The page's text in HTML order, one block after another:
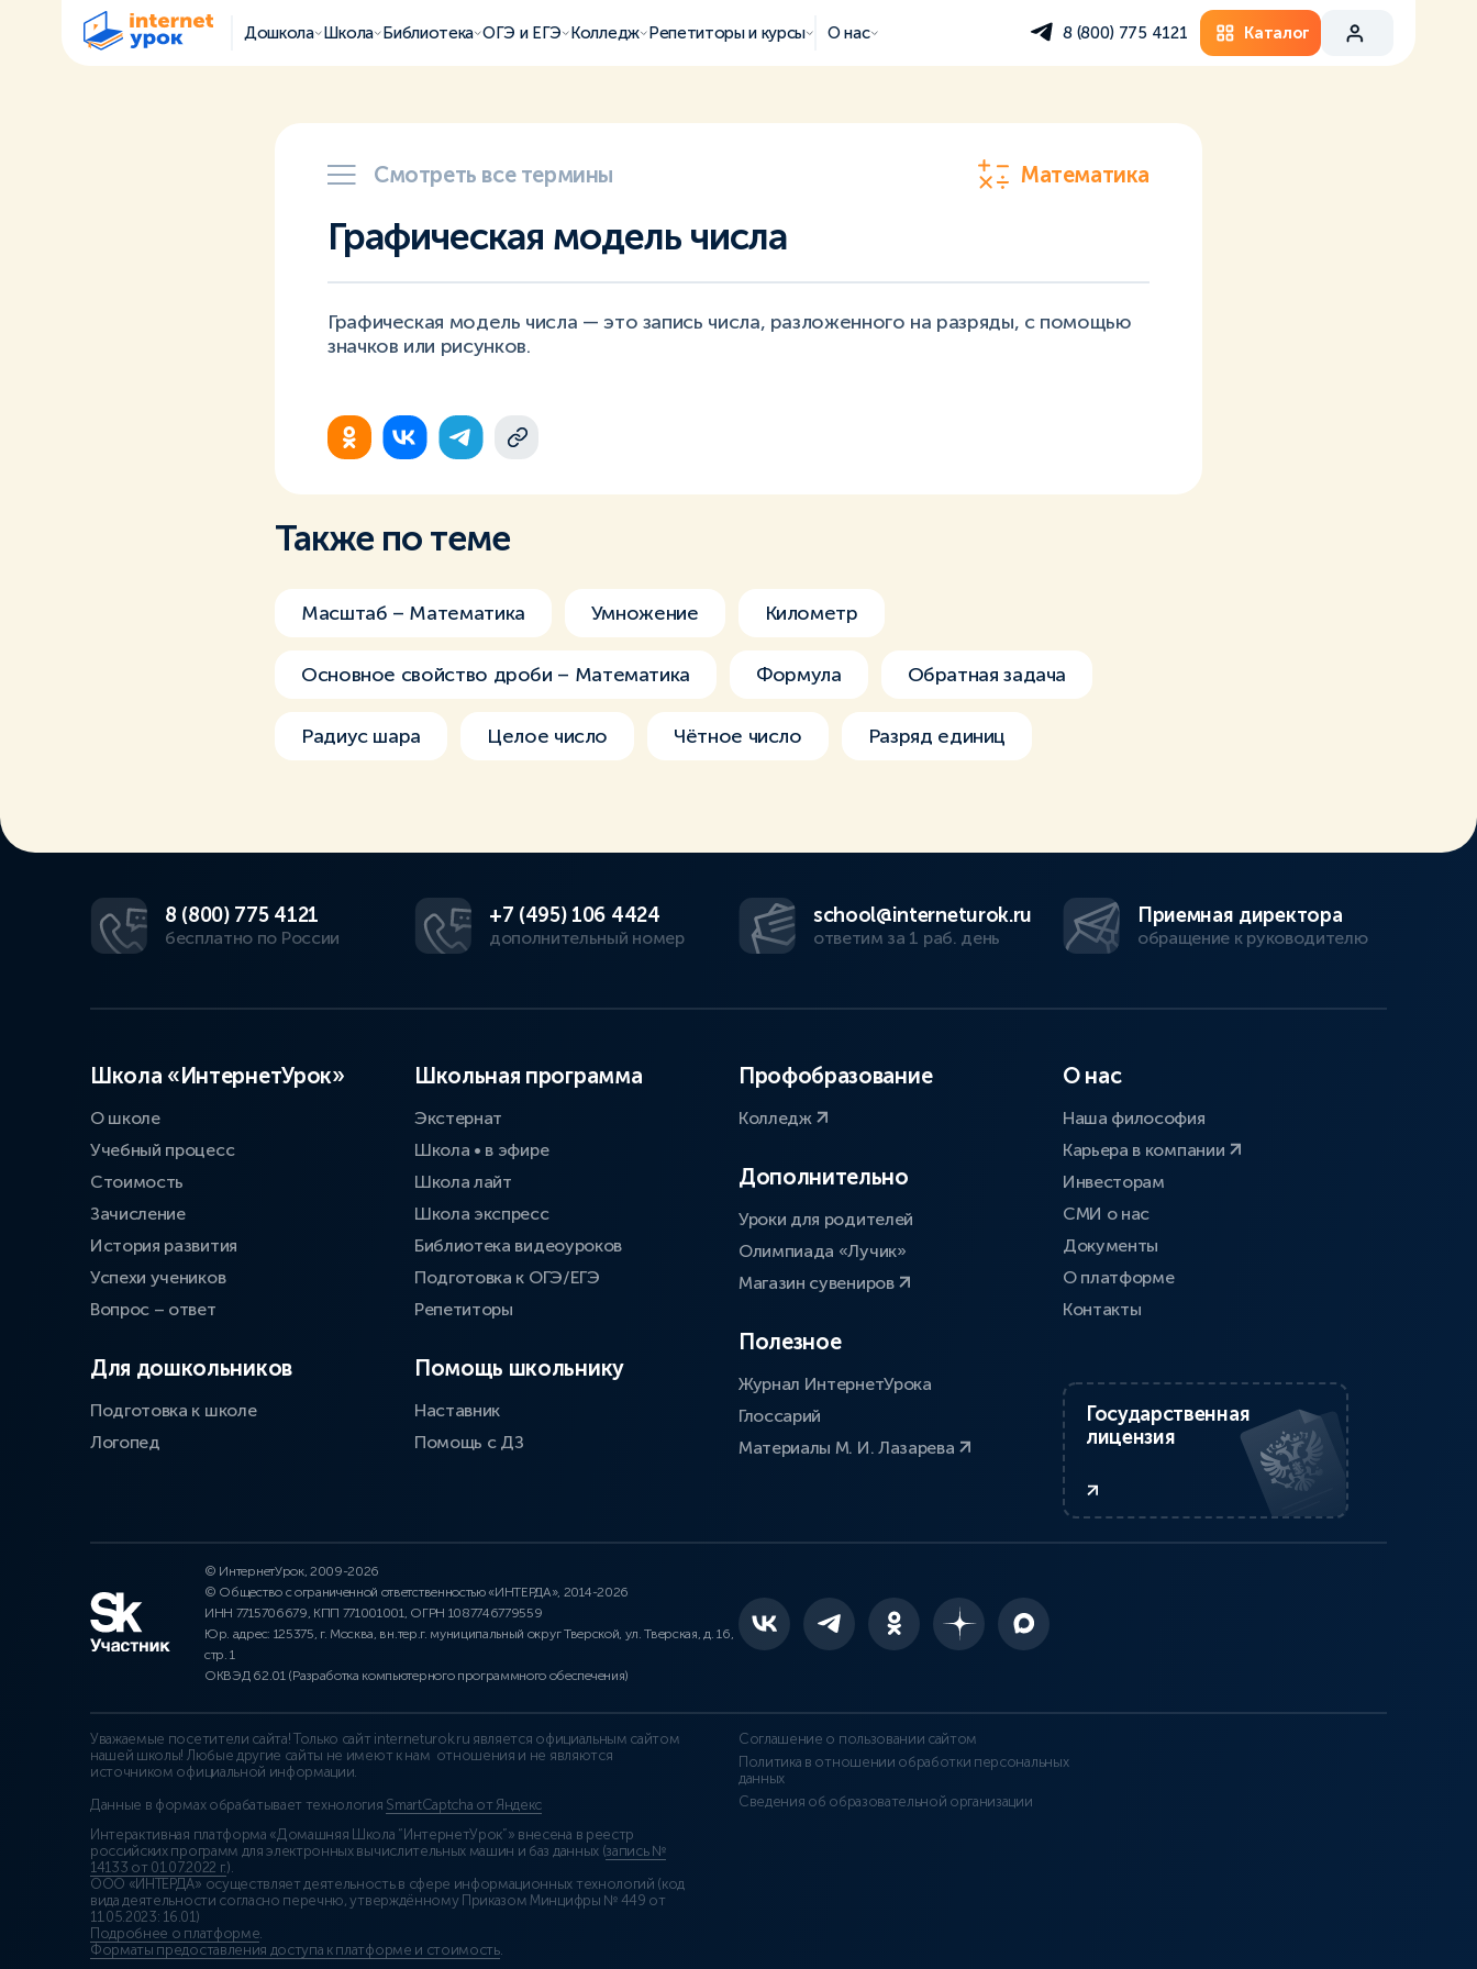
Дошкола Школа Библиотека ОГЭ и ЕГЭ Колледж Репетиторы и курсы О нас 8 (800) 775 4121 Каталог
Смотреть все термины Математика
Графическая модель числа
Графическая модель числа — это запись числа, разложенного на разряды, с помощью
значков или рисунков.
Также по теме
Масштаб – Математика Умножение Километр
Основное свойство дроби – Математика Формула Обратная задача
Радиус шара Целое число Чётное число Разряд единиц
8 (800) 775 4121
бесплатно по России
+7 (495) 106 4424
дополнительный номер
school@interneturok.ru
ответим за 1 раб. день
Приемная директора
обращение к руководителю
Школа «ИнтернетУрок»
О школе
Учебный процесс
Стоимость
Зачисление
История развития
Успехи учеников
Вопрос – ответ
Для дошкольников
Подготовка к школе
Логопед
Школьная программа
Экстернат
Школа • в эфире
Школа лайт
Школа экспресс
Библиотека видеоуроков
Подготовка к ОГЭ/ЕГЭ
Репетиторы
Помощь школьнику
Наставник
Помощь с ДЗ
Профобразование
Колледж
Дополнительно
Уроки для родителей
Олимпиада «Лучик»
Магазин сувениров
Полезное
Журнал ИнтернетУрока
Глоссарий
Материалы М. И. Лазарева
О нас
Наша философия
Карьера в компании
Инвесторам
СМИ о нас
Документы
О платформе
Контакты
Государственная
лицензия
© ИнтернетУрок, 2009-2026
© Общество с ограниченной ответственностью «ИНТЕРДА», 2014-2026
ИНН 7715706679, КПП 771001001, ОГРН 1087746779559
Юр. адрес: 125375, г. Москва, вн.тер.г. муниципальный округ Тверской, ул. Тверская, д. 16,
стр. 1
ОКВЭД 62.01 (Разработка компьютерного программного обеспечения)
Уважаемые посетители сайта! Только сайт interneturok.ru является официальным сайтом
нашей школы! Любые другие сайты не имеют к нам отношения и не являются
источником официальной информации.
Данные в формах обрабатывает технология SmartCaptcha от Яндекс
Интерактивная платформа «Домашняя Школа “ИнтернетУрок”» внесена в реестр
российских программ для электронных вычислительных машин и баз данных (запись №
14133 от 01.07.2022 г.).
ООО «ИНТЕРДА» осуществляет деятельность в сфере информационных технологий (код
вида деятельности согласно перечню, утверждённому Приказом Минцифры № 449 от
11.05.2023: 16.01)
Подробнее о платформе.
Форматы предоставления доступа к платформе и стоимость.
Соглашение о пользовании сайтом
Политика в отношении обработки персональных
данных
Сведения об образовательной организации